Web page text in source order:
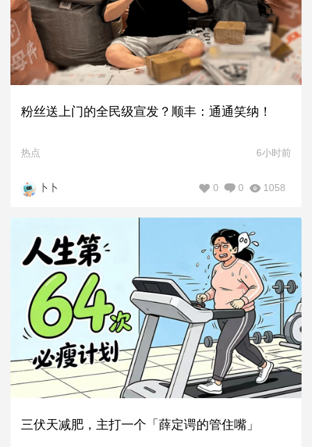
粉丝送上门的全民级宣发？顺丰：通通笑纳！
热点 6小时前
卜卜 1058
0
0
三伏天减肥，主打一个「薛定谔的管住嘴」